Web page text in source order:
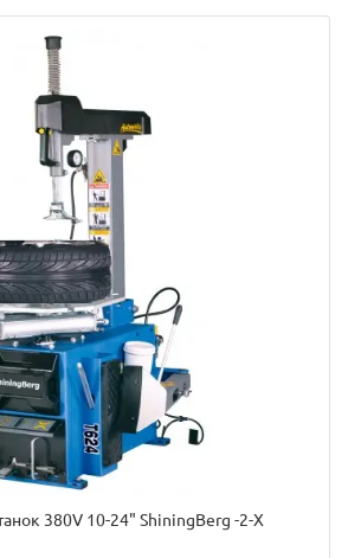
380V 10-24" ShiningBerg -2-Х